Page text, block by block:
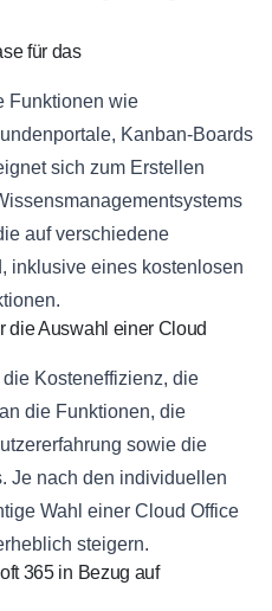
für das
Funktionen wie
Kanban-Boards
sich zum Erstellen
auf verschiedene
inklusive eines kostenlosen
die Auswahl einer Cloud
Kosteneffizienz, die
die Funktionen, die
sowie die
Je nach den individuellen
Wahl einer Cloud Office
steigern.
365 in Bezug auf